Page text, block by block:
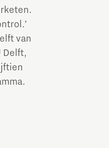
van
Delft,